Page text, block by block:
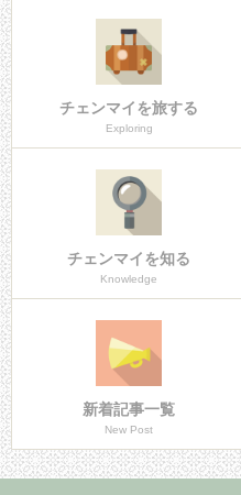
チェンマイを旅する
Exploring
チェンマイを知る
Knowledge
新着記事一覧
New Post